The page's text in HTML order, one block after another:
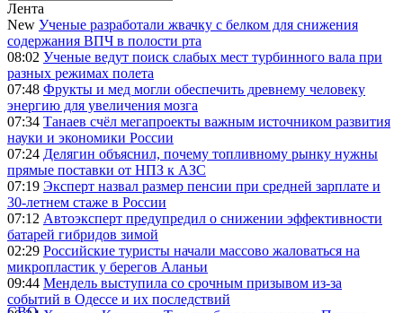
Лента
New Ученые разработали жвачку с белком для снижения
содержания ВПЧ в полости рта
08:02 Ученые ведут поиск слабых мест турбинного вала при
разных режимах полета
07:48 Фрукты и мед могли обеспечить древнему человеку
энергию для увеличения мозга
07:34 Танаев счёл мегапроекты важным источником развития
науки и экономики России
07:24 Делягин объяснил, почему топливному рынку нужны
прямые поставки от НПЗ к АЗС
07:19 Эксперт назвал размер пенсии при средней зарплате и
30-летнем стаже в России
07:12 Автоэксперт предупредил о снижении эффективности
батарей гибридов зимой
02:29 Российские туристы начали массово жаловаться на
микропластик у берегов Аланьи
09:44 Мендель выступила со срочным призывом из-за
событий в Одессе и их последствий